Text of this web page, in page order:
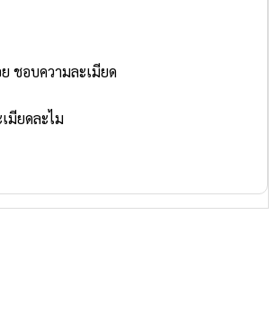
ชอบความละเมียด
มียดละไม